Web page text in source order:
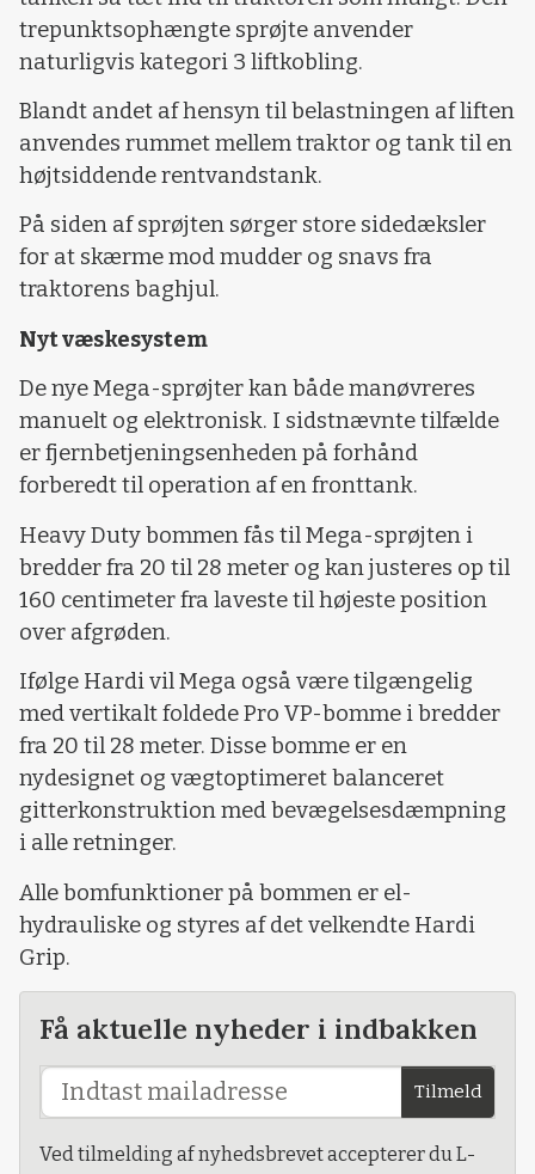
trepunktsophængte sprøjte anvender
naturligvis kategori 3 liftkobling.
Blandt andet af hensyn til belastningen af liften
anvendes rummet mellem traktor og tank til en
højtsiddende rentvandstank.
På siden af sprøjten sørger store sidedæksler
for at skærme mod mudder og snavs fra
traktorens baghjul.
Nyt væskesystem
De nye Mega-sprøjter kan både manøvreres
manuelt og elektronisk. I sidstnævnte tilfælde
er fjernbetjeningsenheden på forhånd
forberedt til operation af en fronttank.
Heavy Duty bommen fås til Mega-sprøjten i
bredder fra 20 til 28 meter og kan justeres op til
160 centimeter fra laveste til højeste position
over afgrøden.
Ifølge Hardi vil Mega også være tilgængelig
med vertikalt foldede Pro VP-bomme i bredder
fra 20 til 28 meter. Disse bomme er en
nydesignet og vægtoptimeret balanceret
gitterkonstruktion med bevægelsesdæmpning
i alle retninger.
Alle bomfunktioner på bommen er el-
hydrauliske og styres af det velkendte Hardi
Grip.
Få aktuelle nyheder i indbakken
Tilmeld
Ved tilmelding af nyhedsbrevet accepterer du L-